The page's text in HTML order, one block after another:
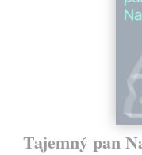
Tajemný pan